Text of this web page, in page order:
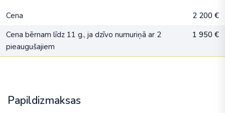
Cena
2 200 €
Cena bērnam līdz 11 g., ja dzīvo numuriņā ar 2
pieaugušajiem
1 950 €
Papildizmaksas